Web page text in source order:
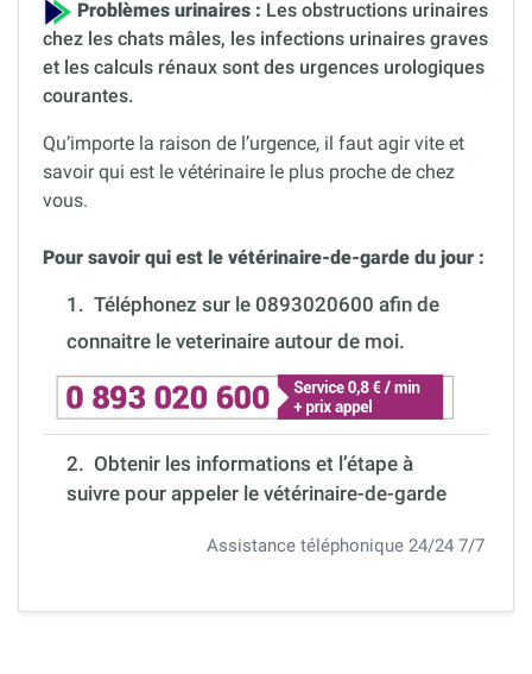
Problèmes urinaires : Les obstructions urinaires
chez les chats mâles, les infections urinaires graves
et les calculs rénaux sont des urgences urologiques
courantes.
Qu’importe la raison de l’urgence, il faut agir vite et
savoir qui est le vétérinaire le plus proche de chez
vous.
Pour savoir qui est le vétérinaire-de-garde du jour :
1. Téléphonez sur le 0893020600 afin de
connaitre le veterinaire autour de moi.
2. Obtenir les informations et l’étape à
suivre pour appeler le vétérinaire-de-garde
Assistance téléphonique 24/24 7/7